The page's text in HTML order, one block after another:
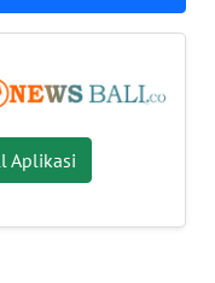
Aplikasi